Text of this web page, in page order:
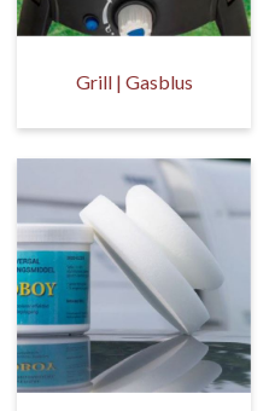
Grill | Gasblus